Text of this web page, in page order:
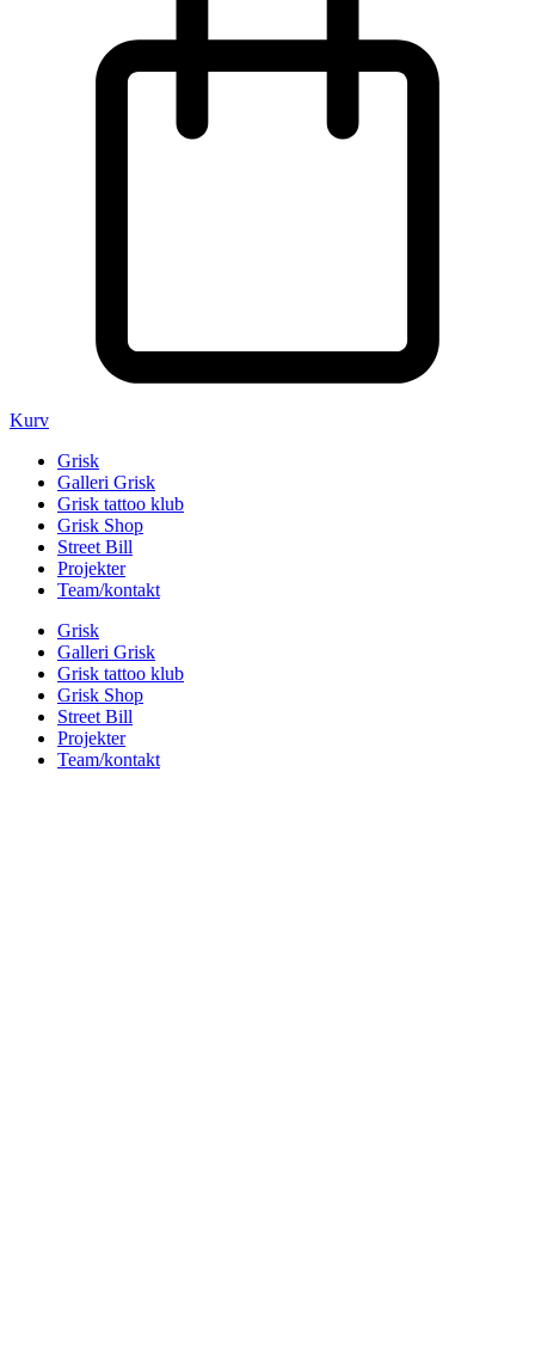
Kurv
Grisk
Galleri Grisk
Grisk tattoo klub
Grisk Shop
Street Bill
Projekter
Team/kontakt
Grisk
Galleri Grisk
Grisk tattoo klub
Grisk Shop
Street Bill
Projekter
Team/kontakt